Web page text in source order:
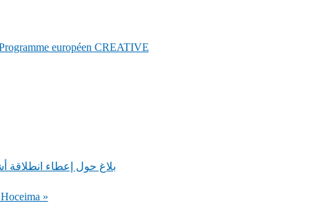
européen CREATIVE
بلاغ حول إعطاء انطلاقة أشغال تهيئة الطريق الجهوية
»